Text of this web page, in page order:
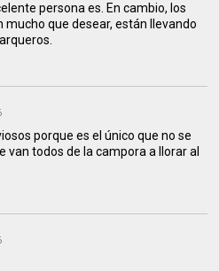
persona es. En cambio, los
mucho que desear, están llevando
porque es el único que no se
van todos de la campora a llorar al